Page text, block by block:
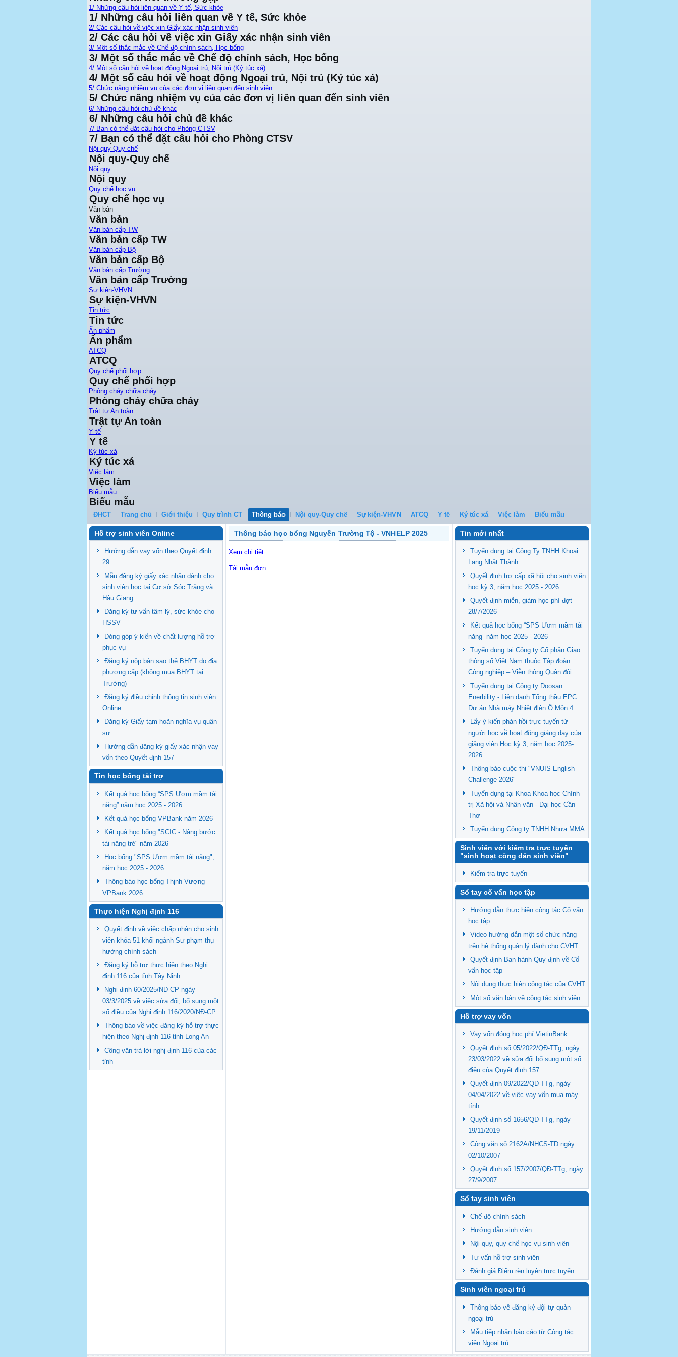
1/ Những câu hỏi liên quan về Y tế, Sức khỏe
1/ Những câu hỏi liên quan về Y tế, Sức khỏe
2/ Các câu hỏi về việc xin Giấy xác nhận sinh viên
2/ Các câu hỏi về việc xin Giấy xác nhận sinh viên
3/ Một số thắc mắc về Chế độ chính sách, Học bổng
3/ Một số thắc mắc về Chế độ chính sách, Học bổng
4/ Một số câu hỏi về hoạt động Ngoại trú, Nội trú (Ký túc xá)
4/ Một số câu hỏi về hoạt động Ngoại trú, Nội trú (Ký túc xá)
5/ Chức năng nhiệm vụ của các đơn vị liên quan đến sinh viên
5/ Chức năng nhiệm vụ của các đơn vị liên quan đến sinh viên
6/ Những câu hỏi chủ đề khác
6/ Những câu hỏi chủ đề khác
7/ Bạn có thể đặt câu hỏi cho Phòng CTSV
7/ Bạn có thể đặt câu hỏi cho Phòng CTSV
Nội quy-Quy chế
Nội quy-Quy chế
Nội quy
Nội quy
Quy chế học vụ
Quy chế học vụ
Văn bản
Văn bản
Văn bản cấp TW
Văn bản cấp TW
Văn bản cấp Bộ
Văn bản cấp Bộ
Văn bản cấp Trường
Văn bản cấp Trường
Sự kiện-VHVN
Sự kiện-VHVN
Tin tức
Tin tức
Ấn phẩm
Ấn phẩm
ATCQ
ATCQ
Quy chế phối hợp
Quy chế phối hợp
Phòng cháy chữa cháy
Phòng cháy chữa cháy
Trật tự An toàn
Trật tự An toàn
Y tế
Y tế
Ký túc xá
Ký túc xá
Việc làm
Việc làm
Biểu mẫu
Biểu mẫu
ĐHCT Trang chủ Giới thiệu Quy trình CT Thông báo Nội quy-Quy chế Sự kiện-VHVN ATCQ Y tế Ký túc xá Việc làm Biểu mẫu
Hỗ trợ sinh viên Online
Hướng dẫn vay vốn theo Quyết định
29
Mẫu đăng ký giấy xác nhận dành cho
sinh viên học tại Cơ sở Sóc Trăng và
Hậu Giang
Đăng ký tư vấn tâm lý, sức khỏe cho
HSSV
Đóng góp ý kiến về chất lượng hỗ trợ
phục vụ
Đăng ký nộp bản sao thẻ BHYT do địa
phương cấp (không mua BHYT tại
Trường)
Đăng ký điều chỉnh thông tin sinh viên
Online
Đăng ký Giấy tạm hoãn nghĩa vụ quân
sự
Hướng dẫn đăng ký giấy xác nhận vay
vốn theo Quyết định 157
Tin học bổng tài trợ
Kết quả học bổng “SPS Ươm mầm tài
năng” năm học 2025 - 2026
Kết quả học bổng VPBank năm 2026
Kết quả học bổng "SCIC - Nâng bước
tài năng trẻ" năm 2026
Học bổng "SPS Ươm mầm tài năng",
năm học 2025 - 2026
Thông báo học bổng Thịnh Vượng
VPBank 2026
Thực hiện Nghị định 116
Quyết định về việc chấp nhận cho sinh
viên khóa 51 khối ngành Sư phạm thụ
hưởng chính sách
Đăng ký hỗ trợ thực hiện theo Nghị
định 116 của tỉnh Tây Ninh
Nghị định 60/2025/NĐ-CP ngày
03/3/2025 về việc sửa đổi, bổ sung một
số điều của Nghị định 116/2020/NĐ-CP
Thông báo về việc đăng ký hỗ trợ thực
hiện theo Nghị định 116 tỉnh Long An
Công văn trả lời nghị định 116 của các
tỉnh
Thông báo học bổng Nguyễn Trường Tộ - VNHELP 2025
Xem chi tiết
Tải mẫu đơn
Tin mới nhất
Tuyển dụng tại Công Ty TNHH Khoai
Lang Nhật Thành
Quyết định trợ cấp xã hội cho sinh viên
học kỳ 3, năm học 2025 - 2026
Quyết định miễn, giảm học phí đợt
28/7/2026
Kết quả học bổng “SPS Ươm mầm tài
năng” năm học 2025 - 2026
Tuyển dụng tại Công ty Cổ phần Giao
thông số Việt Nam thuộc Tập đoàn
Công nghiệp – Viễn thông Quân đội
Tuyển dụng tại Công ty Doosan
Enerbility - Liên danh Tổng thầu EPC
Dự án Nhà máy Nhiệt điện Ô Môn 4
Lấy ý kiến phản hồi trực tuyến từ
người học về hoạt động giảng dạy của
giảng viên Học kỳ 3, năm học 2025-
2026
Thông báo cuộc thi "VNUIS English
Challenge 2026"
Tuyển dụng tại Khoa Khoa học Chính
trị Xã hội và Nhân văn - Đại học Cần
Thơ
Tuyển dụng Công ty TNHH Nhựa MMA
Sinh viên với kiểm tra trực tuyến
"sinh hoạt công dân sinh viên"
Kiểm tra trực tuyến
Sổ tay cố vấn học tập
Hướng dẫn thực hiện công tác Cố vấn
học tập
Video hướng dẫn một số chức năng
trên hệ thống quản lý dành cho CVHT
Quyết định Ban hành Quy định về Cố
vấn học tập
Nội dung thực hiện công tác của CVHT
Một số văn bản về công tác sinh viên
Hỗ trợ vay vốn
Vay vốn đóng học phí VietinBank
Quyết định số 05/2022/QĐ-TTg, ngày
23/03/2022 về sửa đổi bổ sung một số
điều của Quyết định 157
Quyết định 09/2022/QĐ-TTg, ngày
04/04/2022 về việc vay vốn mua máy
tính
Quyết định số 1656/QĐ-TTg, ngày
19/11/2019
Công văn số 2162A/NHCS-TD ngày
02/10/2007
Quyết định số 157/2007/QĐ-TTg, ngày
27/9/2007
Sổ tay sinh viên
Chế độ chính sách
Hướng dẫn sinh viên
Nội quy, quy chế học vụ sinh viên
Tư vấn hỗ trợ sinh viên
Đánh giá Điểm rèn luyện trực tuyến
Sinh viên ngoại trú
Thông báo về đăng ký đội tự quản
ngoại trú
Mẫu tiếp nhận báo cáo từ Cộng tác
viên Ngoại trú